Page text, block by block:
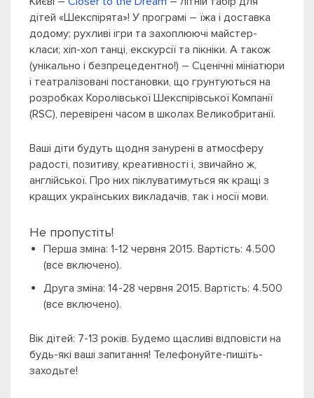
дітей «Шекспірята»! У програмі – їжа і доставка
додому; рухливі ігри та захоплюючі майстер-
класи; хіп-хоп танці, екскурсії та пікніки. А також
(унікально і безпрецедентно!) – Сценічні мініатюри
і театралізовані постановки, що грунтуються на
розробках Королівської Шекспірівської Компанії
(RSC), перевірені часом в школах Великобританії.
Ваші діти будуть щодня занурені в атмосферу
радості, позитиву, креативності і, звичайно ж,
англійської. Про них піклуватимуться як кращі з
кращих українських викладачів, так і носії мови.
Не пропустіть!
Перша зміна: 1-12 червня 2015. Вартість: 4.500
(все включено).
Друга зміна: 14-28 червня 2015. Вартість: 4.500
(все включено).
Вік дітей: 7-13 років. Будемо щасливі відповісти на
будь-які ваші запитання! Телефонуйте-пишіть-
заходьте!